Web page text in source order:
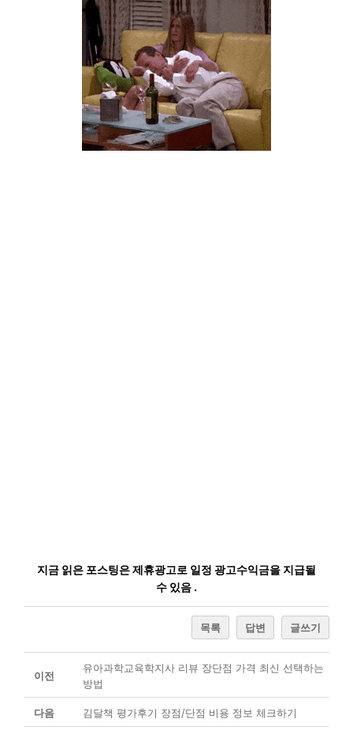
지금 읽은 포스팅은 제휴광고로 일정 광고수익금을 지급될
수 있음 .
목록 답변 글쓰기
이전
유아과학교육학지사 리뷰 장단점 가격 최신 선택하는
방법
다음 김달책 평가후기 장점/단점 비용 정보 체크하기